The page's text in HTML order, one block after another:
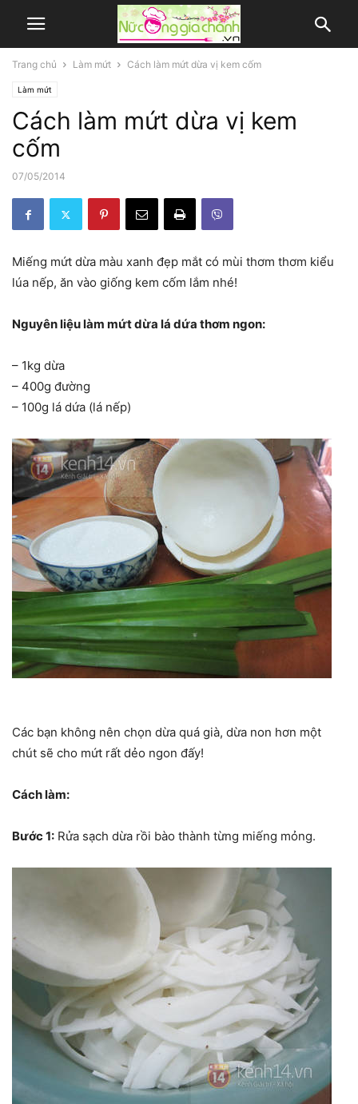
Trang chủ Làm mứt Cách làm mứt dừa vị kem cốm
Làm mứt
Cách làm mứt dừa vị kem
cốm
07/05/2014
Miếng mứt dừa màu xanh đẹp mắt có mùi thơm thơm kiểu
lúa nếp, ăn vào giống kem cốm lắm nhé!
Nguyên liệu làm mứt dừa lá dứa thơm ngon:
– 1kg dừa
– 400g đường
– 100g lá dứa (lá nếp)
Các bạn không nên chọn dừa quá già, dừa non hơn một
chút sẽ cho mứt rất dẻo ngon đấy!
Cách làm:
Bước 1: Rửa sạch dừa rồi bào thành từng miếng mỏng.